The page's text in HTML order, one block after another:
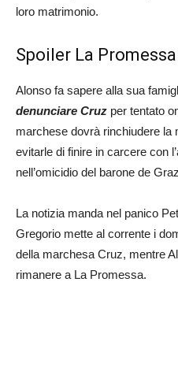
loro matrimonio.
Spoiler La
Alonso fa sapere alla sua
denunciare Cruz per tentato
marchese dovrà rinchiudere la
evitarle di finire in carcere con
nell’omicidio del barone de
La notizia manda nel panico
Gregorio mette al corrente i
della marchesa Cruz, mentre
rimanere a La Promessa.